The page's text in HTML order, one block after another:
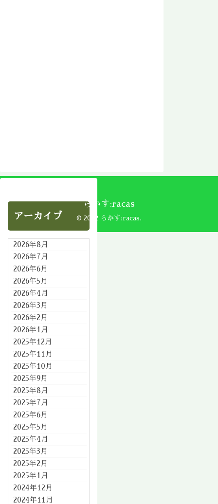
アーカイブ
2026年8月
2026年7月
2026年6月
2026年5月
2026年4月
2026年3月
2026年2月
2026年1月
2025年12月
2025年11月
2025年10月
2025年9月
2025年8月
2025年7月
2025年6月
2025年5月
2025年4月
2025年3月
2025年2月
2025年1月
2024年12月
2024年11月
らかす:racas
© 2002 らかす:racas.